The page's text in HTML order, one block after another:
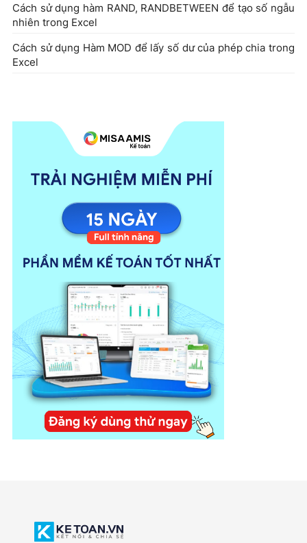
Cách sử dụng hàm RAND, RANDBETWEEN để tạo số ngẫu
nhiên trong Excel
Cách sử dụng Hàm MOD để lấy số dư của phép chia trong
Excel